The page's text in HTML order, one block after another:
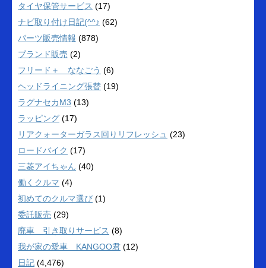
タイヤ保管サービス (17)
ナビ取り付け日記(^^♪ (62)
パーツ販売情報 (878)
ブランド販売 (2)
フリード＋ ななごう (6)
ヘッドライニング張替 (19)
ラグナセカM3 (13)
ラッピング (17)
リアクォーターガラス回りリフレッシュ (23)
ロードバイク (17)
三菱アイちゃん (40)
働くクルマ (4)
初めてのクルマ選び (1)
委託販売 (29)
廃車 引き取りサービス (8)
我が家の愛車 KANGOO君 (12)
日記 (4,476)